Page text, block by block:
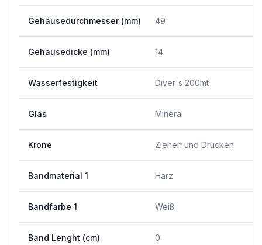
Gehäusedurchmesser (mm) 49
Gehäusedicke (mm) 14
Wasserfestigkeit Diver's 200mt
Glas Mineral
Krone Ziehen und Drücken
Bandmaterial 1 Harz
Bandfarbe 1 Weiß
Band Lenght (cm) 0